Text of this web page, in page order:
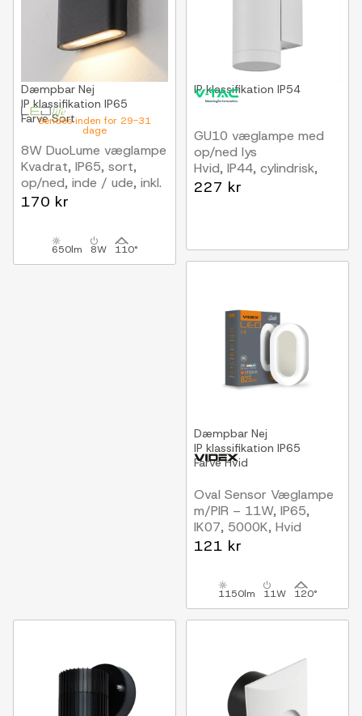
Sendes inden for 29-31
dage
Dæmpbar Nej
IP klassifikation IP65
FarveSort
8W DuoLume væglampe
Kvadrat, IP65, sort,
op/ned, inde / ude, inkl.
lyskilde
170 kr
650lm 8W 110°
IP klassifikation IP54
GU10 væglampe med
op/ned lys
Hvid, IP44, cylindrisk,
udendørs, uden lyskilde
227 kr
Dæmpbar Nej
IP klassifikation IP65
FarveHvid
Oval Sensor Væglampe
m/PIR – 11W, IP65,
IK07, 5000K, Hvid
121 kr
1150lm 11W 120°